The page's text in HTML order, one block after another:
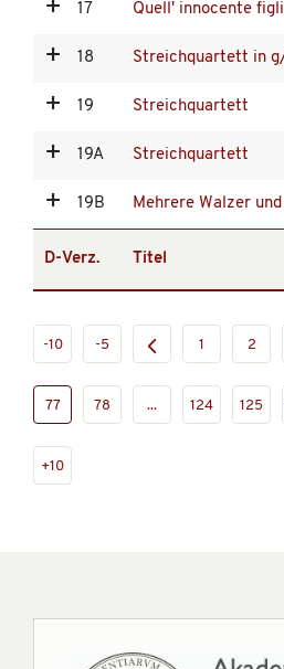
17 Quell' innocente
18 Streichquartett in
19 Streichquartett
19A Streichquartett
19B Mehrere Walzer
D-Verz. Titel
-10 -5 1 2
77 78 ... 124 125
+10